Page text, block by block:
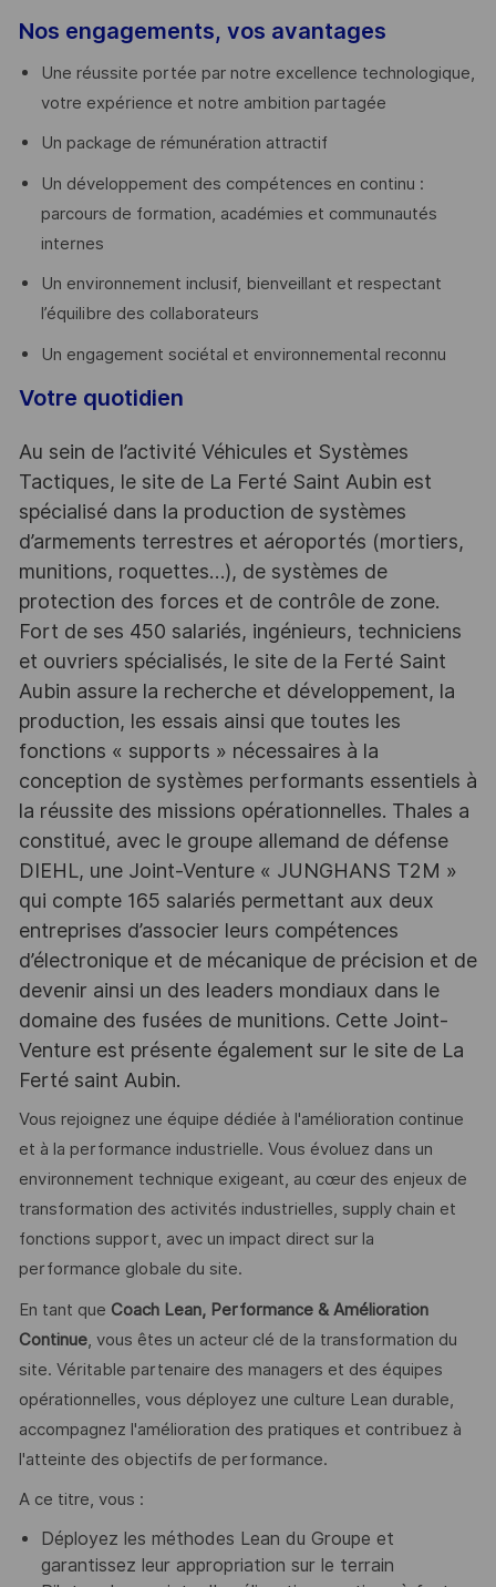
Nos engagements, vos avantages
Une réussite portée par notre excellence technologique,
votre expérience et notre ambition partagée
Un package de rémunération attractif
Un développement des compétences en continu :
parcours de formation, académies et communautés
internes
Un environnement inclusif, bienveillant et respectant
l’équilibre des collaborateurs
Un engagement sociétal et environnemental reconnu
Votre quotidien
Au sein de l’activité Véhicules et Systèmes
Tactiques, le site de La Ferté Saint Aubin est
spécialisé dans la production de systèmes
d’armements terrestres et aéroportés (mortiers,
munitions, roquettes…), de systèmes de
protection des forces et de contrôle de zone.
Fort de ses 450 salariés, ingénieurs, techniciens
et ouvriers spécialisés, le site de la Ferté Saint
Aubin assure la recherche et développement, la
production, les essais ainsi que toutes les
fonctions « supports » nécessaires à la
conception de systèmes performants essentiels à
la réussite des missions opérationnelles. Thales a
constitué, avec le groupe allemand de défense
DIEHL, une Joint-Venture « JUNGHANS T2M »
qui compte 165 salariés permettant aux deux
entreprises d’associer leurs compétences
d’électronique et de mécanique de précision et de
devenir ainsi un des leaders mondiaux dans le
domaine des fusées de munitions. Cette Joint-
Venture est présente également sur le site de La
Ferté saint Aubin.
Vous rejoignez une équipe dédiée à l'amélioration continue
et à la performance industrielle. Vous évoluez dans un
environnement technique exigeant, au cœur des enjeux de
transformation des activités industrielles, supply chain et
fonctions support, avec un impact direct sur la
performance globale du site.
En tant que Coach Lean, Performance & Amélioration
Continue, vous êtes un acteur clé de la transformation du
site. Véritable partenaire des managers et des équipes
opérationnelles, vous déployez une culture Lean durable,
accompagnez l'amélioration des pratiques et contribuez à
l'atteinte des objectifs de performance.
A ce titre, vous :
Déployez les méthodes Lean du Groupe et
garantissez leur appropriation sur le terrain